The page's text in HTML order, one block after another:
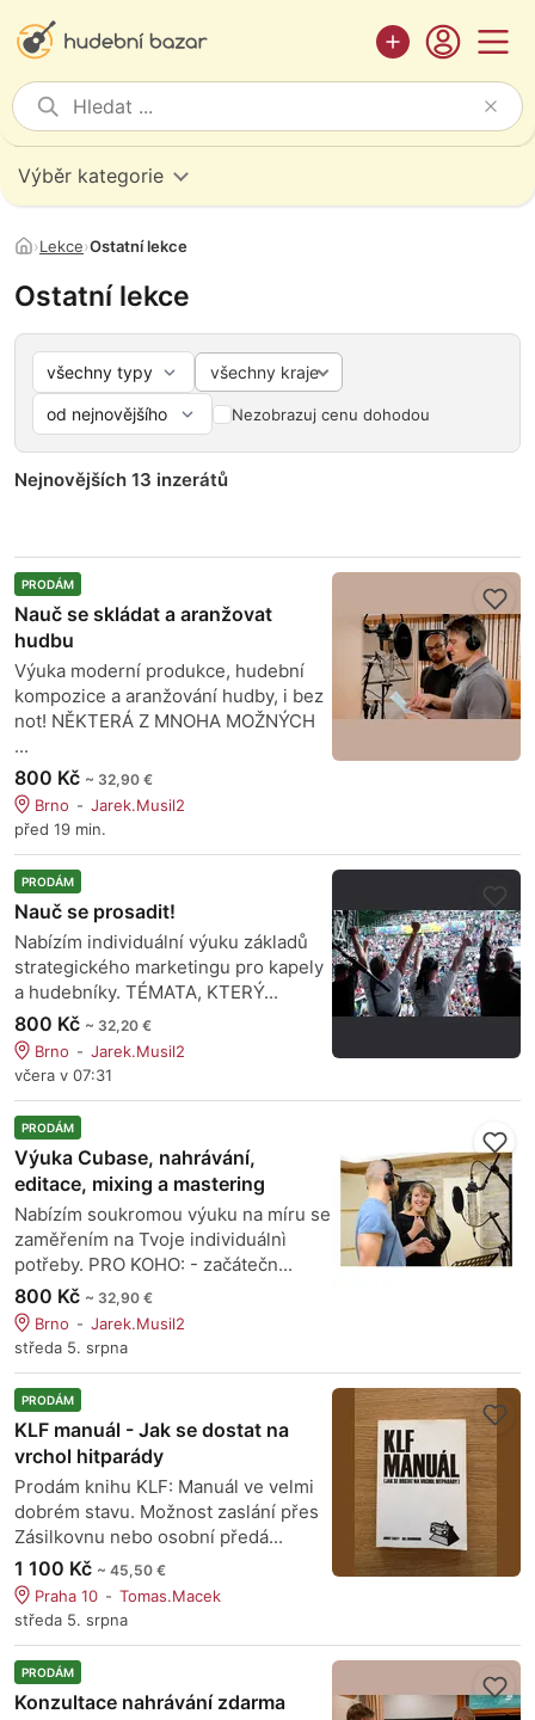
Výběr kategorie
›Lekce›Ostatní lekce
Ostatní lekce
všechny kraje
Nezobrazuj cenu dohodou
Nejnovějších 13 inzerátů
PRODÁM
Nauč se skládat a aranžovat
hudbu
Výuka moderní produkce, hudební
kompozice a aranžování hudby, i bez
not! NĚKTERÁ Z MNOHA MOŽNÝCH
...
800 Kč ~ 32,90 €
Brno
Jarek.Musil2
před 19 min.
PRODÁM
Nauč se prosadit!
Nabízím individuální výuku základů
strategického marketingu pro kapely
a hudebníky. TÉMATA, KTERÝ...
800 Kč ~ 32,20 €
Brno
Jarek.Musil2
včera v 07:31
PRODÁM
Výuka Cubase, nahrávání,
editace, mixing a mastering
Nabízím soukromou výuku na míru se
zaměřením na Tvoje individuálnì
potřeby. PRO KOHO: - začátečn...
800 Kč ~ 32,90 €
Brno
Jarek.Musil2
středa 5. srpna
PRODÁM
KLF manuál - Jak se dostat na
vrchol hitparády
Prodám knihu KLF: Manuál ve velmi
dobrém stavu. Možnost zaslání přes
Zásilkovnu nebo osobní předá...
1 100 Kč ~ 45,50 €
Praha 10
Tomas.Macek
středa 5. srpna
PRODÁM
Konzultace nahrávání zdarma